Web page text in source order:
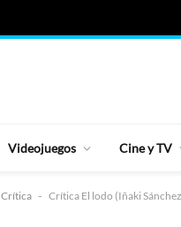
Videojuegos Cine y TV
Crítica - Crítica El lodo (Iñaki